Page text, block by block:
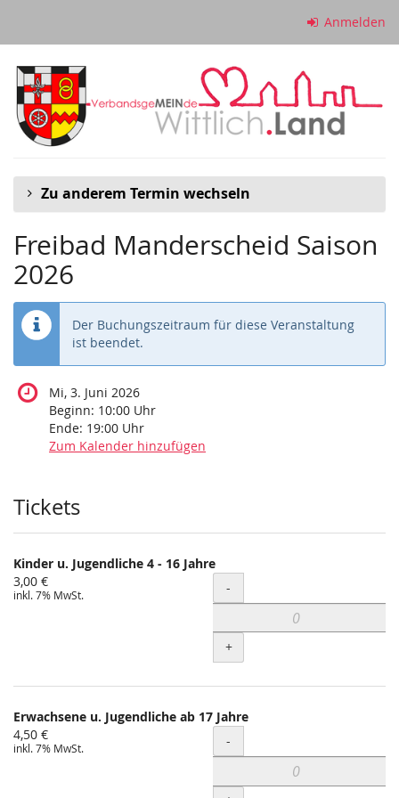
springen
Anmelden
Zu anderem Termin wechseln
Freibad Manderscheid Saison
2026
Der Buchungszeitraum für diese Veranstaltung
ist beendet.
Mi, 3. Juni 2026
Beginn: 10:00 Uhr
Ende: 19:00 Uhr
Zum Kalender hinzufügen
Produkte
Tickets
Kinder u. Jugendliche 4 - 16 Jahre
3,00 €
inkl. 7% MwSt. Menge
-
+
Erwachsene u. Jugendliche ab 17 Jahre
4,50 €
inkl. 7% MwSt. Menge
-